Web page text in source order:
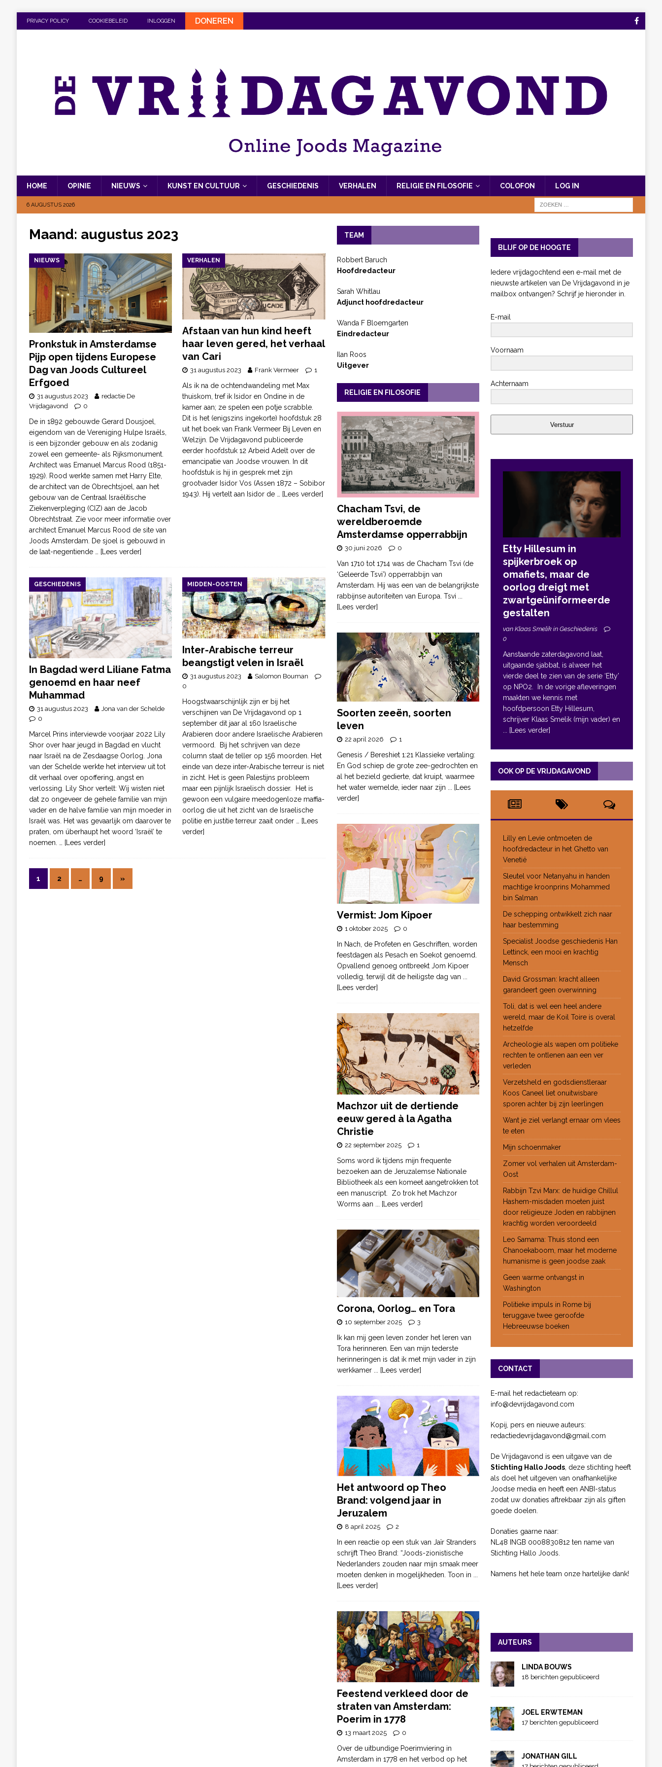
PRIVACY POLICY COOKIEBELEID INLOGGEN DONEREN
HOME OPINIE NIEUWS KUNST EN CULTUUR GESCHIEDENIS VERHALEN RELIGIE EN FILOSOFIE COLOFON LOG IN
6 AUGUSTUS 2026
Maand: augustus 2023
NIEUWS
Pronkstuk in Amsterdamse
Pijp open tijdens Europese
Dag van Joods Cultureel
Erfgoed
31 augustus 2023
redactie De
Vrijdagavond
0
De in 1892 gebouwde Gerard Dousjoel,
eigendom van de Vereniging Hulpe Israëls,
is een bijzonder gebouw en als zodanig
zowel een gemeente- als Rijksmonument.
Architect was Emanuel Marcus Rood (1851-
1929). Rood werkte samen met Harry Elte,
de architect van de Obrechtsjoel, aan het
gebouw van de Centraal Israëlitische
Ziekenverpleging (CIZ) aan de Jacob
Obrechtstraat. Zie voor meer informatie over
architect Emanuel Marcus Rood de site van
Joods Amsterdam. De sjoel is gebouwd in
de laat-negentiende
… [Lees verder]
VERHALEN
Afstaan van hun kind heeft
haar leven gered, het verhaal
van Cari
31 augustus 2023 Frank Vermeer 1
Als ik na de ochtendwandeling met Max
thuiskom, tref ik Isidor en Ondine in de
kamer aan; ze spelen een potje scrabble.
Dit is het (enigszins ingekorte) hoofdstuk 28
uit het boek van Frank Vermeer Bij Leven en
Welzijn. De Vrijdagavond publiceerde
eerder hoofdstuk 12 Arbeid Adelt over de
emancipatie van Joodse vrouwen. In dit
hoofdstuk is hij in gesprek met zijn
grootvader Isidor Vos (Assen 1872 – Sobibor
1943). Hij vertelt aan Isidor de
… [Lees verder]
GESCHIEDENIS
In Bagdad werd Liliane Fatma
genoemd en haar neef
Muhammad
31 augustus 2023
Jona van der Schelde
0
Marcel Prins interviewde voorjaar 2022 Lily
Shor over haar jeugd in Bagdad en vlucht
naar Israël na de Zesdaagse Oorlog. Jona
van der Schelde werkte het interview uit tot
dit verhaal over opoffering, angst en
verlossing. Lily Shor vertelt: Wij wisten niet
dat zo ongeveer de gehele familie van mijn
vader en de halve familie van mijn moeder in
Israël was. Het was gevaarlijk om daarover te
praten, om überhaupt het woord ‘Israël’ te
noemen.
… [Lees verder]
MIDDEN-OOSTEN
Inter-Arabische terreur
beangstigt velen in Israël
31 augustus 2023
Salomon Bouman
0
Hoogstwaarschijnlijk zijn er bij het
verschijnen van De Vrijdagavond op 1
september dit jaar al 160 Israelische
Arabieren door andere Israelische Arabieren
vermoord. Bij het schrijven van deze
column staat de teller op 156 moorden. Het
einde van deze inter-Arabische terreur is niet
in zicht. Het is geen Palestijns probleem
maar een pijnlijk Israelisch dossier. Het is
gewoon een vulgaire meedogenloze maffia-
oorlog die uit het zicht van de Israelische
politie en justitie terreur zaait onder … [Lees
verder]
1 2 … 9 »
TEAM
Robbert Baruch
Hoofdredacteur
Sarah Whitlau
Adjunct hoofdredacteur
Wanda F Bloemgarten
Eindredacteur
Ilan Roos
Uitgever
RELIGIE EN FILOSOFIE
Chacham Tsvi, de
wereldberoemde
Amsterdamse opperrabbijn
30 juni 2026 0
Van 1710 tot 1714 was de Chacham Tsvi (de
‘Geleerde Tsvi’) opperrabbijn van
Amsterdam. Hij was een van de belangrijkste
rabbijnse autoriteiten van Europa. Tsvi
[Lees verder]
Soorten zeeën, soorten
leven
22 april 2026 1
Genesis / Bereshiet 1:21 Klassieke vertaling:
En God schiep de grote zee-gedrochten en
al het bezield gedierte, dat kruipt, waarmee
het water wemelde, ieder naar zijn ... [Lees
verder]
Vermist: Jom Kipoer
1 oktober 2025 0
In Nach, de Profeten en Geschriften, worden
feestdagen als Pesach en Soekot genoemd.
Opvallend genoeg ontbreekt Jom Kipoer
volledig, terwijl dit de heiligste dag van
[Lees verder]
Machzor uit de dertiende
eeuw gered à la Agatha
Christie
22 september 2025 1
Soms word ik tijdens mijn frequente
bezoeken aan de Jeruzalemse Nationale
Bibliotheek als een komeet aangetrokken tot
een manuscript. Zo trok het Machzor
Worms aan ... [Lees verder]
Corona, Oorlog… en Tora
10 september 2025 3
Ik kan mij geen leven zonder het leren van
Tora herinneren. Een van mijn tederste
herinneringen is dat ik met mijn vader in zijn
werkkamer ... [Lees verder]
Het antwoord op Theo
Brand: volgend jaar in
Jeruzalem
8 april 2025 2
In een reactie op een stuk van Jaïr Stranders
schrijft Theo Brand: “Joods-zionistische
Nederlanders zouden naar mijn smaak meer
moeten denken in mogelijkheden. Toon in
[Lees verder]
Feestend verkleed door de
straten van Amsterdam:
Poerim in 1778
13 maart 2025 0
Over de uitbundige Poerimviering in
Amsterdam in 1778 en het verbod op het
BLIJF OP DE HOOGTE
Iedere vrijdagochtend een e-mail met de
nieuwste artikelen van De Vrijdagavond in je
mailbox ontvangen? Schrijf je hieronder in.
E-mail
Voornaam
Achternaam
Verstuur
Etty Hillesum in
spijkerbroek op
omafiets, maar de
oorlog dreigt met
zwartgeüniformeerde
gestalten
van Klaas Smelik in Geschiedenis
0
Aanstaande zaterdagavond laat,
uitgaande sjabbat, is alweer het
vierde deel te zien van de serie ‘Etty’
op NPO2. In de vorige afleveringen
maakten we kennis met
hoofdpersoon Etty Hillesum,
schrijver Klaas Smelik (mijn vader) en
... [Lees verder]
OOK OP DE VRIJDAGAVOND
Lilly en Levie ontmoeten de
hoofdredacteur in het Ghetto van
Venetië
Sleutel voor Netanyahu in handen
machtige kroonprins Mohammed
bin Salman
De schepping ontwikkelt zich naar
haar bestemming
Specialist Joodse geschiedenis Han
Lettinck, een mooi en krachtig
Mensch
David Grossman: kracht alleen
garandeert geen overwinning
Toli, dat is wel een heel andere
wereld, maar de Koil Toire is overal
hetzelfde
Archeologie als wapen om politieke
rechten te ontlenen aan een ver
verleden
Verzetsheld en godsdienstleraar
Koos Caneel liet onuitwisbare
sporen achter bij zijn leerlingen
Want je ziel verlangt ernaar om vlees
te eten
Mijn schoenmaker
Zomer vol verhalen uit Amsterdam-
Oost
Rabbijn Tzvi Marx: de huidige Chillul
Hashem-misdaden moeten juist
door religieuze Joden en rabbijnen
krachtig worden veroordeeld
Leo Samama: Thuis stond een
Chanoekaboom, maar het moderne
humanisme is geen joodse zaak
Geen warme ontvangst in
Washington
Politieke impuls in Rome bij
teruggave twee geroofde
Hebreeuwse boeken
CONTACT
E-mail het redactieteam op:
info@devrijdagavond.com
Kopij, pers en nieuwe auteurs:
redactiedevrijdagavond@gmail.com
De Vrijdagavond is een uitgave van de
Stichting Hallo Joods, deze stichting heeft
als doel het uitgeven van onafhankelijke
Joodse media en heeft een ANBI-status
zodat uw donaties aftrekbaar zijn als giften
goede doelen.
Donaties gaarne naar:
NL48 INGB 0008830812 ten name van
Stichting Hallo Joods.
Namens het hele team onze hartelijke dank!
AUTEURS
LINDA BOUWS
18 berichten gepubliceerd
JOEL ERWTEMAN
17 berichten gepubliceerd
JONATHAN GILL